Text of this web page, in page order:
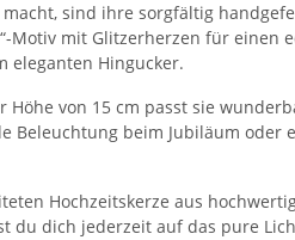
sind ihre sorgfältig
Motiv mit Glitzerherzen für
eleganten Hingucker.
von 15 cm passt sie
Beleuchtung beim Jubiläum
Hochzeitskerze aus
du dich jederzeit auf das pure